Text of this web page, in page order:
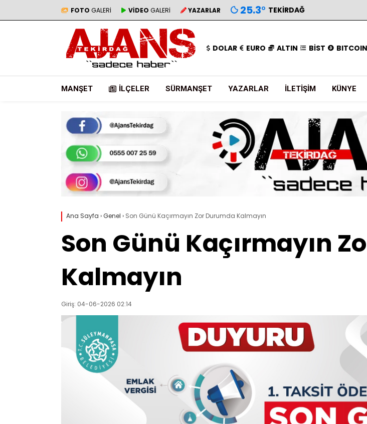
FOTO GALERİ VİDEO GALERİ YAZARLAR 25.3° TEKIRDAĞ
DOLAR EURO ALTIN BİST BITCOIN
MANŞET İLÇELER SÜRMANŞET YAZARLAR İLETIŞIM KÜNYE
Ana Sayfa ›Genel › Son Günü Kaçırmayın Zor Durumda Kalmayın
Son Günü Kaçırmayın
Kalmayın
Giriş: 04-06-2026 02:14